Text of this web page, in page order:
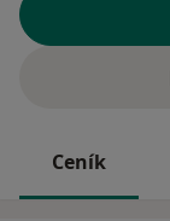
Ceník